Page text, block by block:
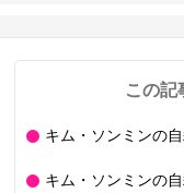
この記
キム・ソンミンの
キム・ソンミンの